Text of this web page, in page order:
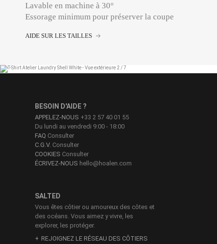
Lavable en machine à 30°
Essorage minimum pour préserver la coupe
AIDE SUR LES TAILLES
SALTED
Vous êtes côtier ou amoureux des côtes et
des océans. Vous aimez y vivre, les
explorer, les protéger.
REJOIGNEZ LE RÉSEAU DES CÔTIERS
BESOIN D'AIDE ?
APPELEZ-NOUS +33 2 57 40 01 55
Du lundi au vendredi 9:00 - 18:00
FAQ Consulter
C.G.V. Consulter
COOKIES Consulter
ÉCRIVEZ-NOUS hello@hoalen.com